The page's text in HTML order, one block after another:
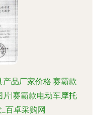
品厂家价格|赛霸款
|赛霸款电动车摩托
百卓采购网